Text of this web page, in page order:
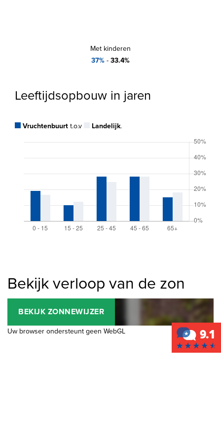
Met kinderen
37% - 33.4%
Leeftijdsopbouw in jaren
Vruchtenbuurt t.o.v Landelijk.
Bekijk verloop van de zon
BEKIJK ZONNEWIJZER
Uw browser ondersteunt geen WebGL